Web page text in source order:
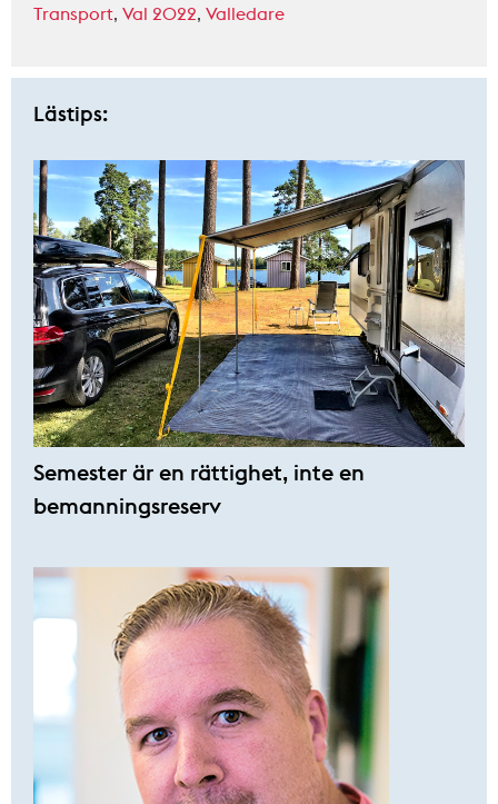
Transport, Val 2022, Valledare
Lästips:
Semester är en rättighet, inte en
bemanningsreserv